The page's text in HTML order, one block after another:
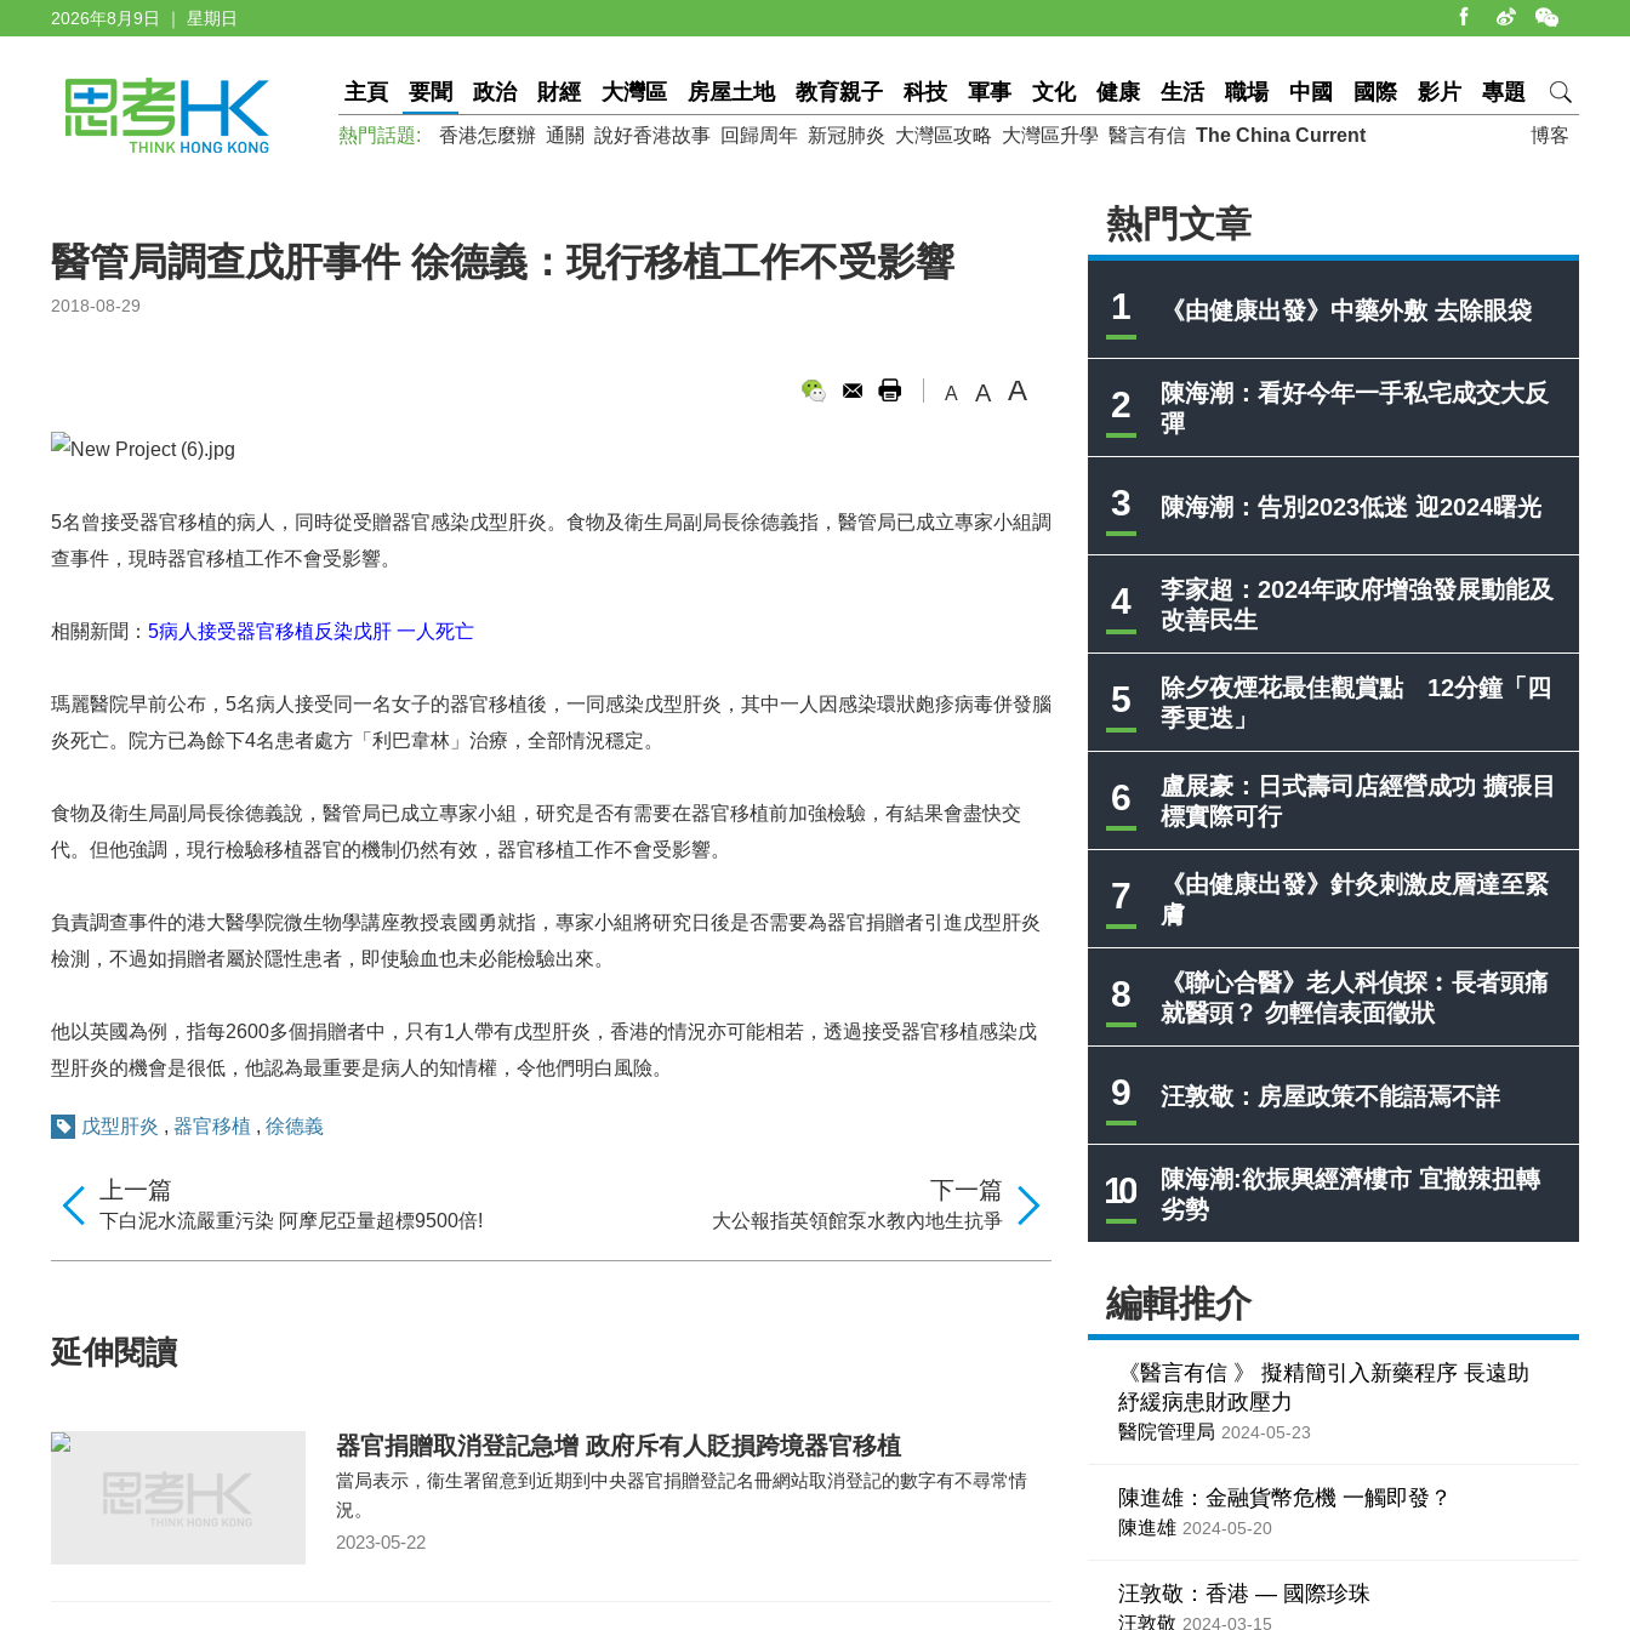
2026年8月9日 ｜ 星期日
主頁 要聞 政治 財經 大灣區 房屋土地 教育親子 科技 軍事 文化 健康 生活 職場 中國 國際 影片 專題
博客
熱門話題: 香港怎麼辦 通關 說好香港故事 回歸周年 新冠肺炎 大灣區攻略 大灣區升學 醫言有信 The China Current
熱門文章
1 《由健康出發》中藥外敷 去除眼袋
2
陳海潮：看好今年一手私宅成交大反
彈
3 陳海潮：告別2023低迷 迎2024曙光
4
李家超：2024年政府增強發展動能及
改善民生
5
除夕夜煙花最佳觀賞點 12分鐘「四
季更迭」
6
盧展豪：日式壽司店經營成功 擴張目
標實際可行
7
《由健康出發》針灸刺激皮層達至緊
膚
8
《聯心合醫》老人科偵探︰長者頭痛
就醫頭？ 勿輕信表面徵狀
9 汪敦敬：房屋政策不能語焉不詳
10
陳海潮:欲振興經濟樓市 宜撤辣扭轉
劣勢
編輯推介
《醫言有信 》 擬精簡引入新藥程序 長遠助
紓緩病患財政壓力
醫院管理局 2024-05-23
陳進雄：金融貨幣危機 一觸即發？
陳進雄 2024-05-20
汪敦敬：香港 — 國際珍珠
汪敦敬 2024-03-15
醫管局調查戊肝事件 徐德義：現行移植工作不受影響
2018-08-29
A A A
5名曾接受器官移植的病人，同時從受贈器官感染戊型肝炎。食物及衛生局副局長徐德義指，醫管局已成立專家小組調
查事件，現時器官移植工作不會受影響。
相關新聞： 5病人接受器官移植反染戊肝 一人死亡
瑪麗醫院早前公布，5名病人接受同一名女子的器官移植後，一同感染戊型肝炎，其中一人因感染環狀皰疹病毒併發腦
炎死亡。院方已為餘下4名患者處方「利巴韋林」治療，全部情況穩定。
食物及衛生局副局長徐德義說，醫管局已成立專家小組，研究是否有需要在器官移植前加強檢驗，有結果會盡快交
代。但他強調，現行檢驗移植器官的機制仍然有效，器官移植工作不會受影響。
負責調查事件的港大醫學院微生物學講座教授袁國勇就指，專家小組將研究日後是否需要為器官捐贈者引進戊型肝炎
檢測，不過如捐贈者屬於隱性患者，即使驗血也未必能檢驗出來。
他以英國為例，指每2600多個捐贈者中，只有1人帶有戊型肝炎，香港的情況亦可能相若，透過接受器官移植感染戊
型肝炎的機會是很低，他認為最重要是病人的知情權，令他們明白風險。
戊型肝炎 , 器官移植 , 徐德義
下一篇
大公報指英領館泵水教內地生抗爭
上一篇
下白泥水流嚴重污染 阿摩尼亞量超標9500倍!
延伸閱讀
器官捐贈取消登記急增 政府斥有人貶損跨境器官移植
當局表示，衞生署留意到近期到中央器官捐贈登記名冊網站取消登記的數字有不尋常情
況。
2023-05-22